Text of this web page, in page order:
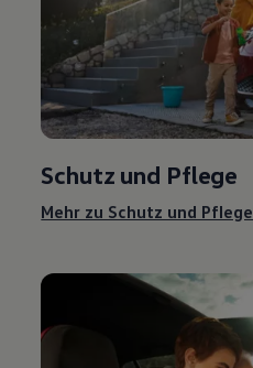
Schutz und Pflege
Mehr zu Schutz und Pflege